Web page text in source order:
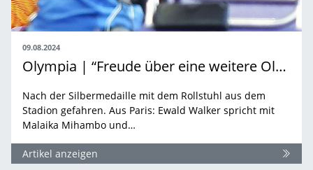
09.08.2024
Olympia | “Freude über eine weitere Olympia-Medaille überwiegt“
Nach der Silbermedaille mit dem Rollstuhl aus dem
Stadion gefahren. Aus Paris: Ewald Walker spricht mit
Malaika Mihambo und…
Artikel anzeigen